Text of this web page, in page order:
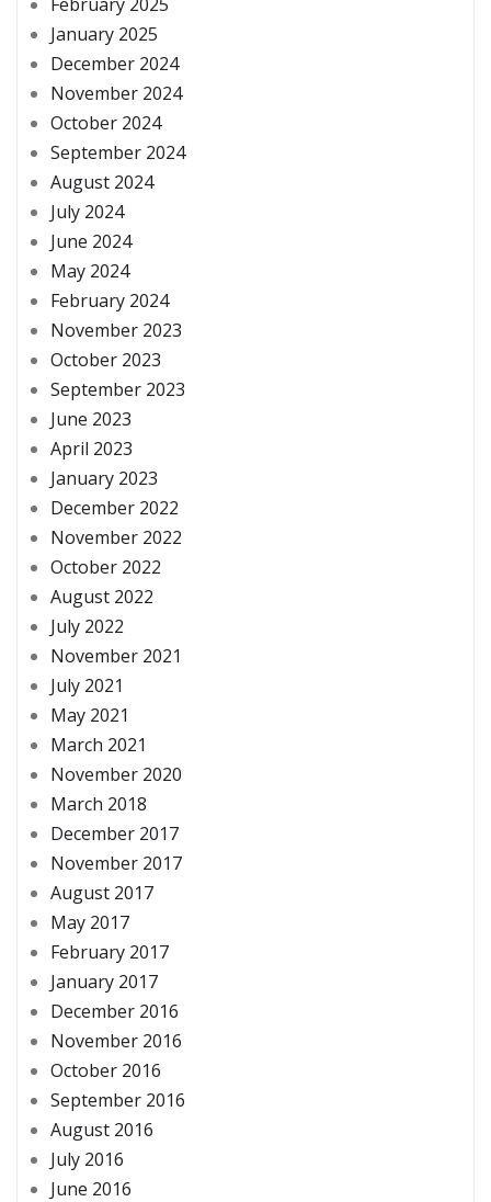
January 2025
December 2024
November 2024
October 2024
September 2024
August 2024
July 2024
June 2024
May 2024
February 2024
November 2023
October 2023
September 2023
June 2023
April 2023
January 2023
December 2022
November 2022
October 2022
August 2022
July 2022
November 2021
July 2021
May 2021
March 2021
November 2020
March 2018
December 2017
November 2017
August 2017
May 2017
February 2017
January 2017
December 2016
November 2016
October 2016
September 2016
August 2016
July 2016
June 2016